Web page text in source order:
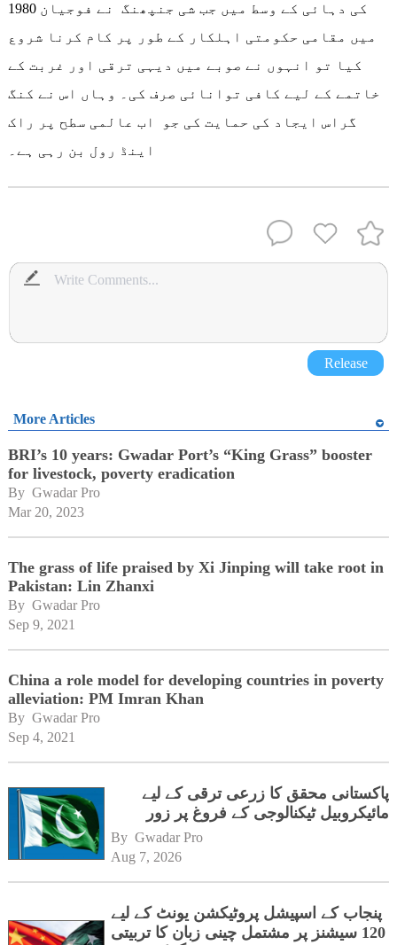
1980 کی دہائی کے وسط میں جب شی جنپھنگ نے فوجیان
میں مقامی حکومتی اہلکار کے طور پر کام کرنا شروع
کیا تو انہوں نے صوبے میں دیہی ترقی اور غربت کے
خاتمے کے لیے کافی توانائی صرف کی۔ وہاں اس نے کنگ
گراس ایجاد کی حمایت کی جو اب عالمی سطح پر راک
اینڈ رول بن رہی ہے۔
Release
More Articles
BRI’s 10 years: Gwadar Port’s “King Grass” booster
for livestock, poverty eradication
By Gwadar Pro
Mar 20, 2023
The grass of life praised by Xi Jinping will take root in
Pakistan: Lin Zhanxi
By Gwadar Pro
Sep 9, 2021
China a role model for developing countries in poverty
alleviation: PM Imran Khan
By Gwadar Pro
Sep 4, 2021
پاکستانی محقق کا زرعی ترقی کے لیے
مائیکروبیل ٹیکنالوجی کے فروغ پر زور
By Gwadar Pro
Aug 7, 2026
پنجاب کے اسپیشل پروٹیکشن یونٹ کے لیے
120 سیشنز پر مشتمل چینی زبان کا تربیتی